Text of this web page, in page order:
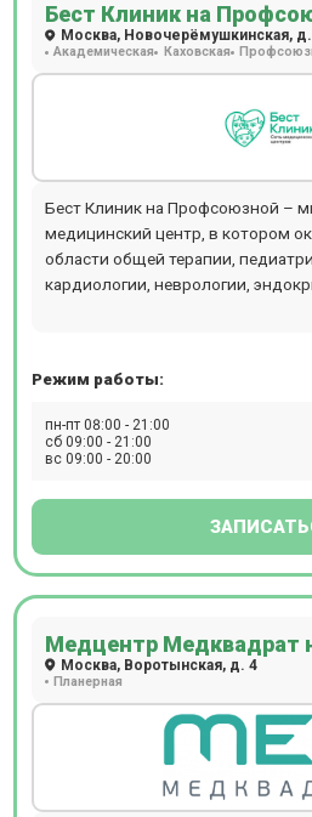
Бест Клиник на
Москва, Новочерёмушкинская, д.
Академическая Каховская
Бест Клиник на Профсоюзной –
медицинский центр, в котором
области общей терапии,
кардиологии, неврологии,
урологии, косметологии и
исследований – УЗИ,
во сне. На территории центра
в которой выполняют свыше 200
Минздрава РФ и дополненные
(лазеры CandelaCO2RE и
Режим работы:
пн-пт 08:00 - 21:00
сб 09:00 - 21:00
вс 09:00 - 20:00
Медцентр Медквадрат
Москва, Воротынская, д. 4
Планерная